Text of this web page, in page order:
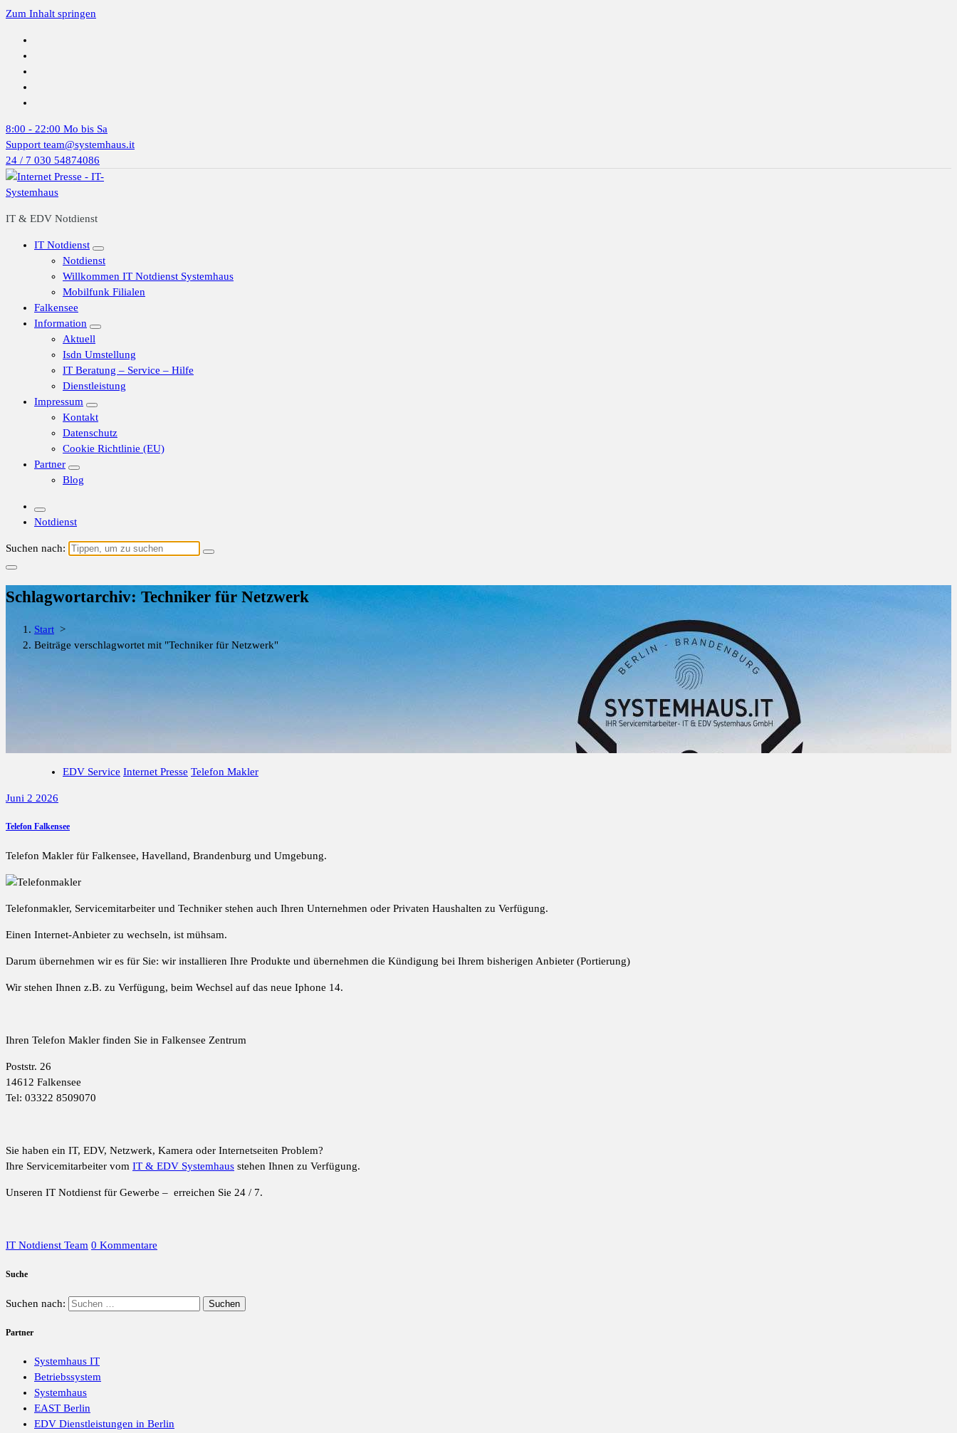
Zum Inhalt springen
8:00 - 22:00 Mo bis Sa
Support team@systemhaus.it
24 / 7 030 54874086
IT & EDV Notdienst
IT Notdienst
Notdienst
Willkommen IT Notdienst Systemhaus
Mobilfunk Filialen
Falkensee
Information
Aktuell
Isdn Umstellung
IT Beratung – Service – Hilfe
Dienstleistung
Impressum
Kontakt
Datenschutz
Cookie Richtlinie (EU)
Partner
Blog
Notdienst
Suchen nach:
Schlagwortarchiv: Techniker für Netzwerk
Start >
Beiträge verschlagwortet mit "Techniker für Netzwerk"
EDV Service Internet Presse Telefon Makler
Juni 2 2026
Telefon Falkensee
Telefon Makler für Falkensee, Havelland, Brandenburg und Umgebung.
Telefonmakler, Servicemitarbeiter und Techniker stehen auch Ihren Unternehmen oder Privaten Haushalten zu Verfügung.
Einen Internet-Anbieter zu wechseln, ist mühsam.
Darum übernehmen wir es für Sie: wir installieren Ihre Produkte und übernehmen die Kündigung bei Ihrem bisherigen Anbieter (Portierung)
Wir stehen Ihnen z.B. zu Verfügung, beim Wechsel auf das neue Iphone 14.
Ihren Telefon Makler finden Sie in Falkensee Zentrum
Poststr. 26
14612 Falkensee
Tel: 03322 8509070
Sie haben ein IT, EDV, Netzwerk, Kamera oder Internetseiten Problem?
Ihre Servicemitarbeiter vom IT & EDV Systemhaus stehen Ihnen zu Verfügung.
Unseren IT Notdienst für Gewerbe – erreichen Sie 24 / 7.
IT Notdienst Team 0 Kommentare
Suche
Suchen nach:
Partner
Systemhaus IT
Betriebssystem
Systemhaus
EAST Berlin
EDV Dienstleistungen in Berlin